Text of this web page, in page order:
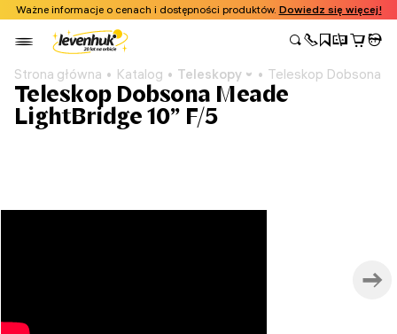
Ważne informacje o cenach i dostępności produktów. Dowiedz się więcej!
Strona główna Katalog Teleskopy Teleskop Dobsona
Teleskop Dobsona Meade
LightBridge 10” F/5